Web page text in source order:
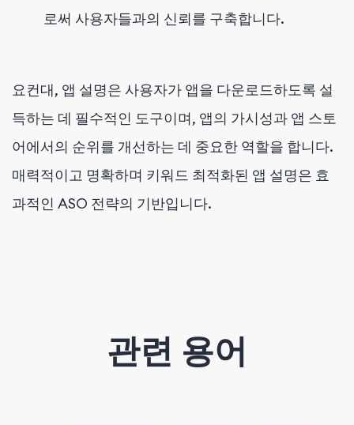
로써 사용자들과의 신뢰를 구축합니다.
요컨대, 앱 설명은 사용자가 앱을 다운로드하도록 설
득하는 데 필수적인 도구이며, 앱의 가시성과 앱 스토
어에서의 순위를 개선하는 데 중요한 역할을 합니다.
매력적이고 명확하며 키워드 최적화된 앱 설명은 효
과적인 ASO 전략의 기반입니다.
관련 용어